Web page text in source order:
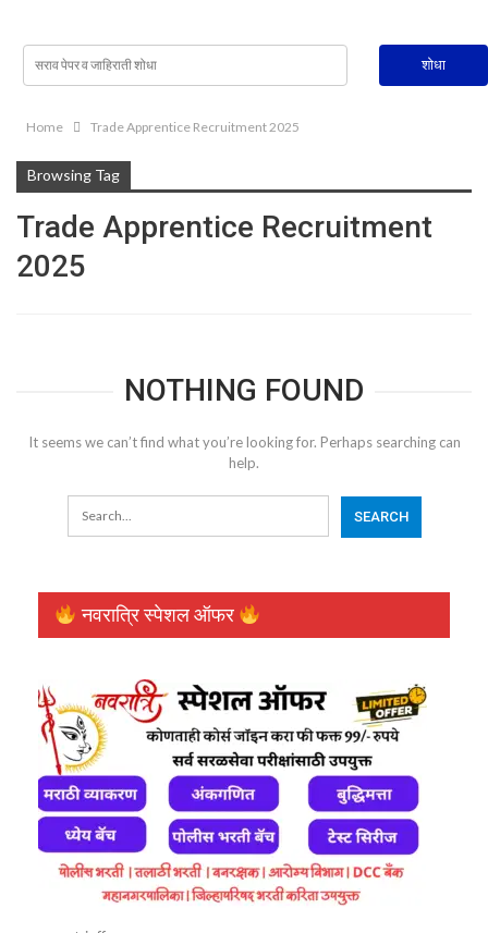
Home Trade Apprentice Recruitment 2025
Browsing Tag
Trade Apprentice Recruitment
2025
NOTHING FOUND
It seems we can’t find what you’re looking for. Perhaps searching can
help.
नवरात्रि स्पेशल ऑफर